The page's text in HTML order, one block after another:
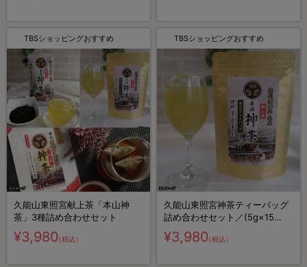
TBSショッピングおすすめ
久能山東照宮献上茶「本山神
茶」3種詰め合わせセット
¥3,980（税込）
TBSショッピングおすすめ
久能山東照宮神茶ティーバッグ
詰め合わせセット／(5g×15
個)×3
¥3,980（税込）